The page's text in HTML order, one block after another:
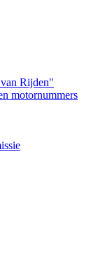
Rijden"
motornummers